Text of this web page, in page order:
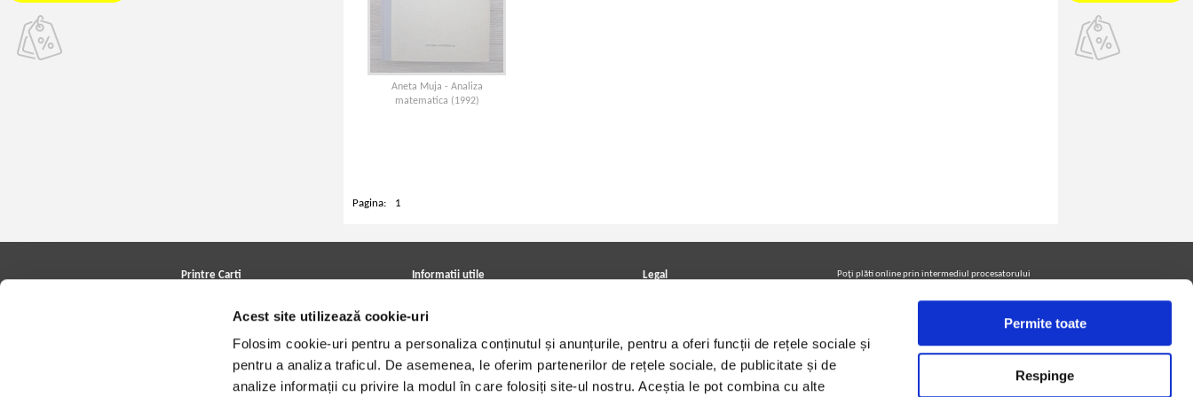
Acest site utilizează cookie-uri
Folosim cookie-uri pentru a personaliza conținutul și anunțurile, pentru a oferi funcții de rețele sociale și
pentru a analiza traficul. De asemenea, le oferim partenerilor de rețele sociale, de publicitate și de
analize informații cu privire la modul în care folosiți site-ul nostru. Aceștia le pot combina cu alte
Permite toate
Respinge
Aneta Muja - Analiza
matematica (1992)
Pagina: 1
Printre Carti
Cele mai căutate cărți
Blog Printre Carti
Informatii utile
Achizitii viniluri, casete, CD/DVD
Cum cumpar?
Politica de livrare
Retur comenzi
Angajari - Cariere
Legal
Termeni si conditii
Utilizare cookie-uri
Poţi plăti online prin intermediul procesatorului
Urmăreşte-ne pe facebook pentru a fi la curent cu